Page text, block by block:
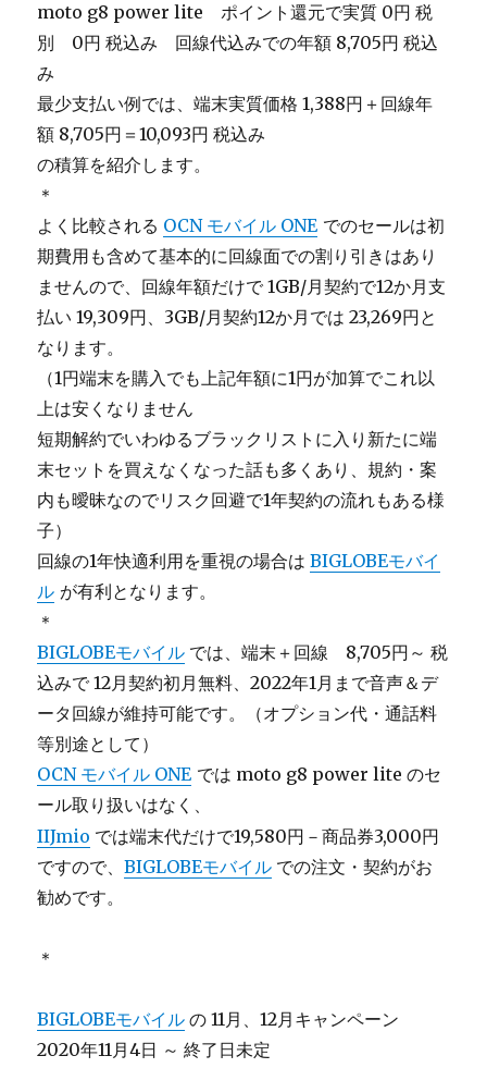
moto g8 power lite ポイント還元で実質 0円 税
別 0円 税込み 回線代込みでの年額 8,705円 税込
み
最少支払い例では、端末実質価格 1,388円＋回線年
額 8,705円＝10,093円 税込み
の積算を紹介します。
＊
よく比較される OCN モバイル ONE でのセールは初
期費用も含めて基本的に回線面での割り引きはあり
ませんので、回線年額だけで 1GB/月契約で12か月支
払い 19,309円、3GB/月契約12か月では 23,269円と
なります。
（1円端末を購入でも上記年額に1円が加算でこれ以
上は安くなりません
短期解約でいわゆるブラックリストに入り新たに端
末セットを買えなくなった話も多くあり、規約・案
内も曖昧なのでリスク回避で1年契約の流れもある様
子）
回線の1年快適利用を重視の場合はBIGLOBEモバイ
ル が有利となります。
＊
BIGLOBEモバイル では、端末＋回線 8,705円～ 税
込みで 12月契約初月無料、2022年1月まで音声＆デ
ータ回線が維持可能です。（オプション代・通話料
等別途として）
OCN モバイル ONE では moto g8 power lite のセ
ール取り扱いはなく、
IIJmio では端末代だけで19,580円－商品券3,000円
ですので、BIGLOBEモバイル での注文・契約がお
勧めです。
＊
BIGLOBEモバイル の 11月、12月キャンペーン
2020年11月4日 ～ 終了日未定